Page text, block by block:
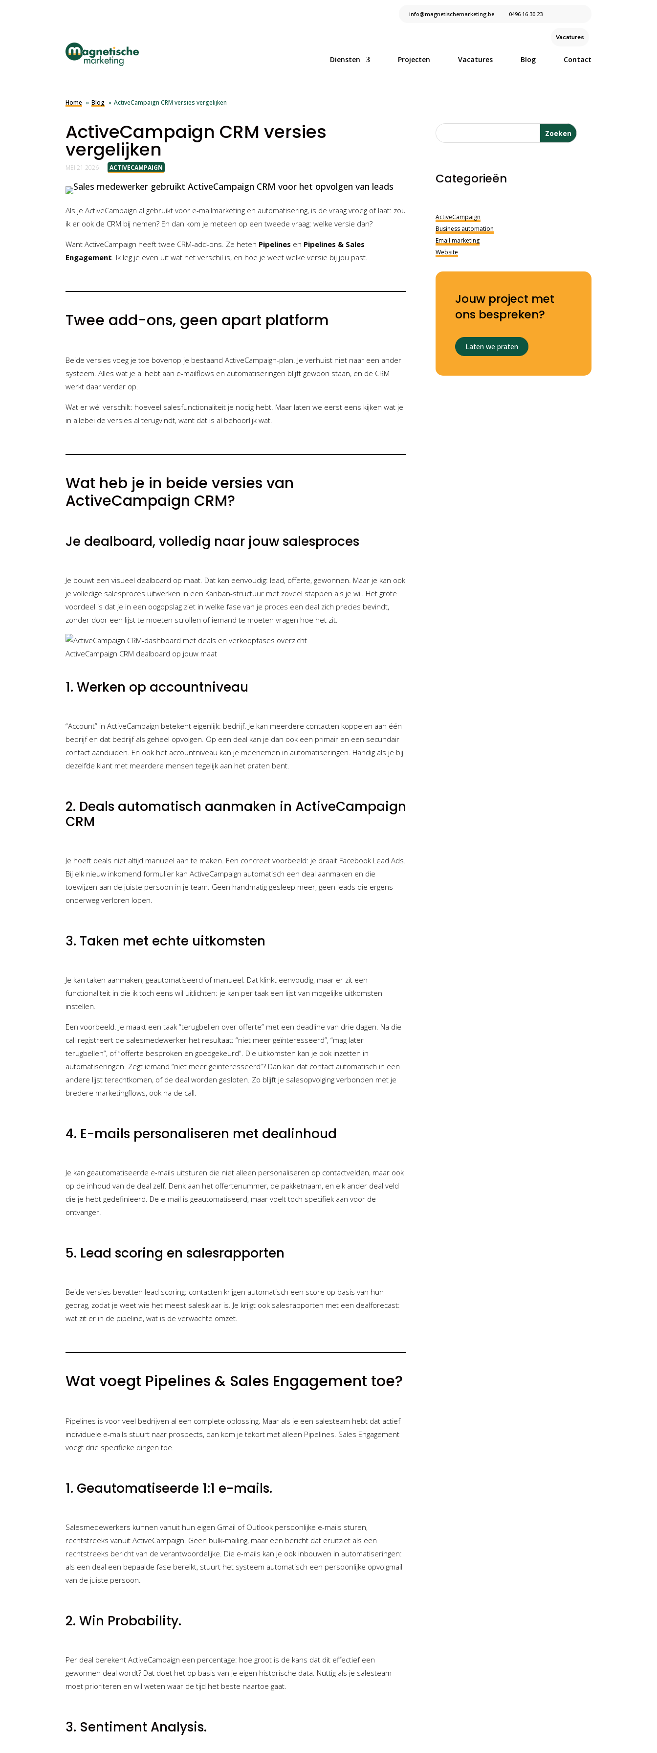
info@magnetischemarketing.be 0496 16 30 23
Vacatures
Diensten Projecten Vacatures Blog Contact
Home Blog ActiveCampaign CRM versies vergelijken
ActiveCampaign CRM versies
vergelijken
MEI 21 2026 |
ACTIVECAMPAIGN
Als je ActiveCampaign al gebruikt voor e-mailmarketing en automatisering, is de vraag vroeg of laat: zou
ik er ook de CRM bij nemen? En dan kom je meteen op een tweede vraag: welke versie dan?
Want ActiveCampaign heeft twee CRM-add-ons. Ze heten Pipelines en Pipelines & Sales
Engagement. Ik leg je even uit wat het verschil is, en hoe je weet welke versie bij jou past.
Twee add-ons, geen apart platform
Beide versies voeg je toe bovenop je bestaand ActiveCampaign-plan. Je verhuist niet naar een ander
systeem. Alles wat je al hebt aan e-mailflows en automatiseringen blijft gewoon staan, en de CRM
werkt daar verder op.
Wat er wél verschilt: hoeveel salesfunctionaliteit je nodig hebt. Maar laten we eerst eens kijken wat je
in allebei de versies al terugvindt, want dat is al behoorlijk wat.
Wat heb je in beide versies van
ActiveCampaign CRM?
Je dealboard, volledig naar jouw salesproces
Je bouwt een visueel dealboard op maat. Dat kan eenvoudig: lead, offerte, gewonnen. Maar je kan ook
je volledige salesproces uitwerken in een Kanban-structuur met zoveel stappen als je wil. Het grote
voordeel is dat je in een oogopslag ziet in welke fase van je proces een deal zich precies bevindt,
zonder door een lijst te moeten scrollen of iemand te moeten vragen hoe het zit.
ActiveCampaign CRM dealboard op jouw maat
1. Werken op accountniveau
“Account” in ActiveCampaign betekent eigenlijk: bedrijf. Je kan meerdere contacten koppelen aan één
bedrijf en dat bedrijf als geheel opvolgen. Op een deal kan je dan ook een primair en een secundair
contact aanduiden. En ook het accountniveau kan je meenemen in automatiseringen. Handig als je bij
dezelfde klant met meerdere mensen tegelijk aan het praten bent.
2. Deals automatisch aanmaken in ActiveCampaign
CRM
Je hoeft deals niet altijd manueel aan te maken. Een concreet voorbeeld: je draait Facebook Lead Ads.
Bij elk nieuw inkomend formulier kan ActiveCampaign automatisch een deal aanmaken en die
toewijzen aan de juiste persoon in je team. Geen handmatig gesleep meer, geen leads die ergens
onderweg verloren lopen.
3. Taken met echte uitkomsten
Je kan taken aanmaken, geautomatiseerd of manueel. Dat klinkt eenvoudig, maar er zit een
functionaliteit in die ik toch eens wil uitlichten: je kan per taak een lijst van mogelijke uitkomsten
instellen.
Een voorbeeld. Je maakt een taak “terugbellen over offerte” met een deadline van drie dagen. Na die
call registreert de salesmedewerker het resultaat: “niet meer geïnteresseerd”, “mag later
terugbellen”, of “offerte besproken en goedgekeurd”. Die uitkomsten kan je ook inzetten in
automatiseringen. Zegt iemand “niet meer geïnteresseerd”? Dan kan dat contact automatisch in een
andere lijst terechtkomen, of de deal worden gesloten. Zo blijft je salesopvolging verbonden met je
bredere marketingflows, ook na de call.
4. E-mails personaliseren met dealinhoud
Je kan geautomatiseerde e-mails uitsturen die niet alleen personaliseren op contactvelden, maar ook
op de inhoud van de deal zelf. Denk aan het offertenummer, de pakketnaam, en elk ander deal veld
die je hebt gedefinieerd. De e-mail is geautomatiseerd, maar voelt toch specifiek aan voor de
ontvanger.
5. Lead scoring en salesrapporten
Beide versies bevatten lead scoring: contacten krijgen automatisch een score op basis van hun
gedrag, zodat je weet wie het meest salesklaar is. Je krijgt ook salesrapporten met een dealforecast:
wat zit er in de pipeline, wat is de verwachte omzet.
Wat voegt Pipelines & Sales Engagement toe?
Pipelines is voor veel bedrijven al een complete oplossing. Maar als je een salesteam hebt dat actief
individuele e-mails stuurt naar prospects, dan kom je tekort met alleen Pipelines. Sales Engagement
voegt drie specifieke dingen toe.
1. Geautomatiseerde 1:1 e-mails.
Salesmedewerkers kunnen vanuit hun eigen Gmail of Outlook persoonlijke e-mails sturen,
rechtstreeks vanuit ActiveCampaign. Geen bulk-mailing, maar een bericht dat eruitziet als een
rechtstreeks bericht van de verantwoordelijke. Die e-mails kan je ook inbouwen in automatiseringen:
als een deal een bepaalde fase bereikt, stuurt het systeem automatisch een persoonlijke opvolgmail
van de juiste persoon.
2. Win Probability.
Per deal berekent ActiveCampaign een percentage: hoe groot is de kans dat dit effectief een
gewonnen deal wordt? Dat doet het op basis van je eigen historische data. Nuttig als je salesteam
moet prioriteren en wil weten waar de tijd het beste naartoe gaat.
3. Sentiment Analysis.
Zoeken
Categorieën
ActiveCampaign
Business automation
Email marketing
Website
Jouw project met
ons bespreken?
Laten we praten